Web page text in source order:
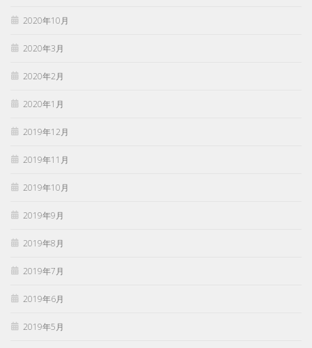
2020年10月
2020年3月
2020年2月
2020年1月
2019年12月
2019年11月
2019年10月
2019年9月
2019年8月
2019年7月
2019年6月
2019年5月